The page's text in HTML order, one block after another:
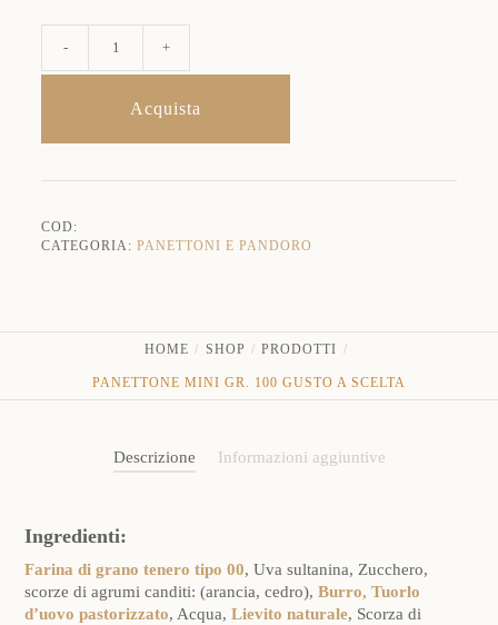
gr.
a
- +
Acquista
COD:
CATEGORIA: PANETTONI E PANDORO
HOME SHOP PRODOTTI
PANETTONE MINI GR. 100 GUSTO A SCELTA
Descrizione Informazioni aggiuntive
Ingredienti:
Farina di grano tenero tipo 00, Uva sultanina, Zucchero,
scorze di agrumi canditi: (arancia, cedro),Burro, Tuorlo
d’uovo pastorizzato, Acqua,Lievito naturale, Scorza di